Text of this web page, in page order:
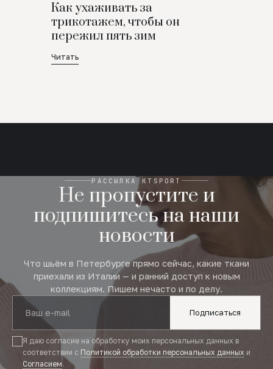
Как ухаживать за
трикотажем, чтобы он
пережил пять зим
Читать
РАССЫЛКА KTSPORT
Не пропустите и
подпишитесь на наши
новости
Что шьём в Петербурге прямо сейчас, какие ткани
приехали из Италии — и ранний доступ к новым
коллекциям. Пишем нечасто и по делу.
Подписаться
Я даю согласие на обработку моих персональных данных в
соответствии с Политикой обработки персональных данных и
Согласием.